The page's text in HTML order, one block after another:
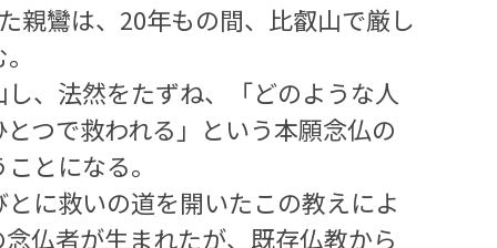
親鸞は、20年もの間、比叡山で厳し
、法然をたずね、「どのような人
つで救われる」という本願念仏の
とになる。
に救いの道を開いたこの教えによ
仏者が生まれたが、既存仏教から